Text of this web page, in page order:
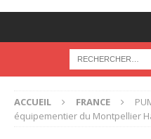
ACCUEIL FRANCE
équipementier du Montpellier